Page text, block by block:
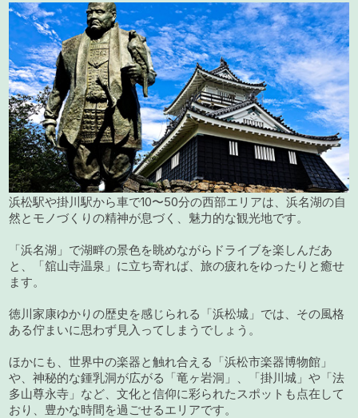
浜松駅や掛川駅から車で10〜50分の西部エリアは、浜名湖の自
然とモノづくりの精神が息づく、魅力的な観光地です。
「浜名湖」で湖畔の景色を眺めながらドライブを楽しんだあ
と、「舘山寺温泉」に立ち寄れば、旅の疲れをゆったりと癒せ
ます。
徳川家康ゆかりの歴史を感じられる「浜松城」では、その風格
ある佇まいに思わず見入ってしまうでしょう。
ほかにも、世界中の楽器と触れ合える「浜松市楽器博物館」
や、神秘的な鍾乳洞が広がる「竜ヶ岩洞」、「掛川城」や「法
多山尊永寺」など、文化と信仰に彩られたスポットも点在して
おり、豊かな時間を過ごせるエリアです。